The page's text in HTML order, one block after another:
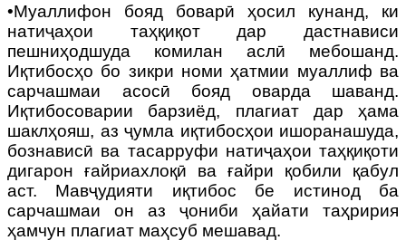
•Муаллифон бояд боварӣ ҳосил кунанд, ки
натиҷаҳои таҳқиқот дар дастнависи
пешниҳодшуда комилан аслӣ мебошанд.
Иқтибосҳо бо зикри номи ҳатмии муаллиф ва
сарчашмаи асосӣ бояд оварда шаванд.
Иқтибосоварии барзиёд, плагиат дар ҳама
шаклҳояш, аз ҷумла иқтибосҳои ишоранашуда,
бознависӣ ва тасарруфи натиҷаҳои таҳқиқоти
дигарон ғайриахлоқӣ ва ғайри қобили қабул
аст. Мавҷудияти иқтибос бе истинод ба
сарчашмаи он аз ҷониби ҳайати таҳририя
ҳамчун плагиат маҳсуб мешавад.